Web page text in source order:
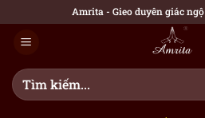
qua
dung
Amrita - Gieo duyên giác ngộ
Tìm
kiếm: